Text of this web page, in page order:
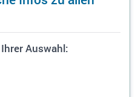
Auswahl: